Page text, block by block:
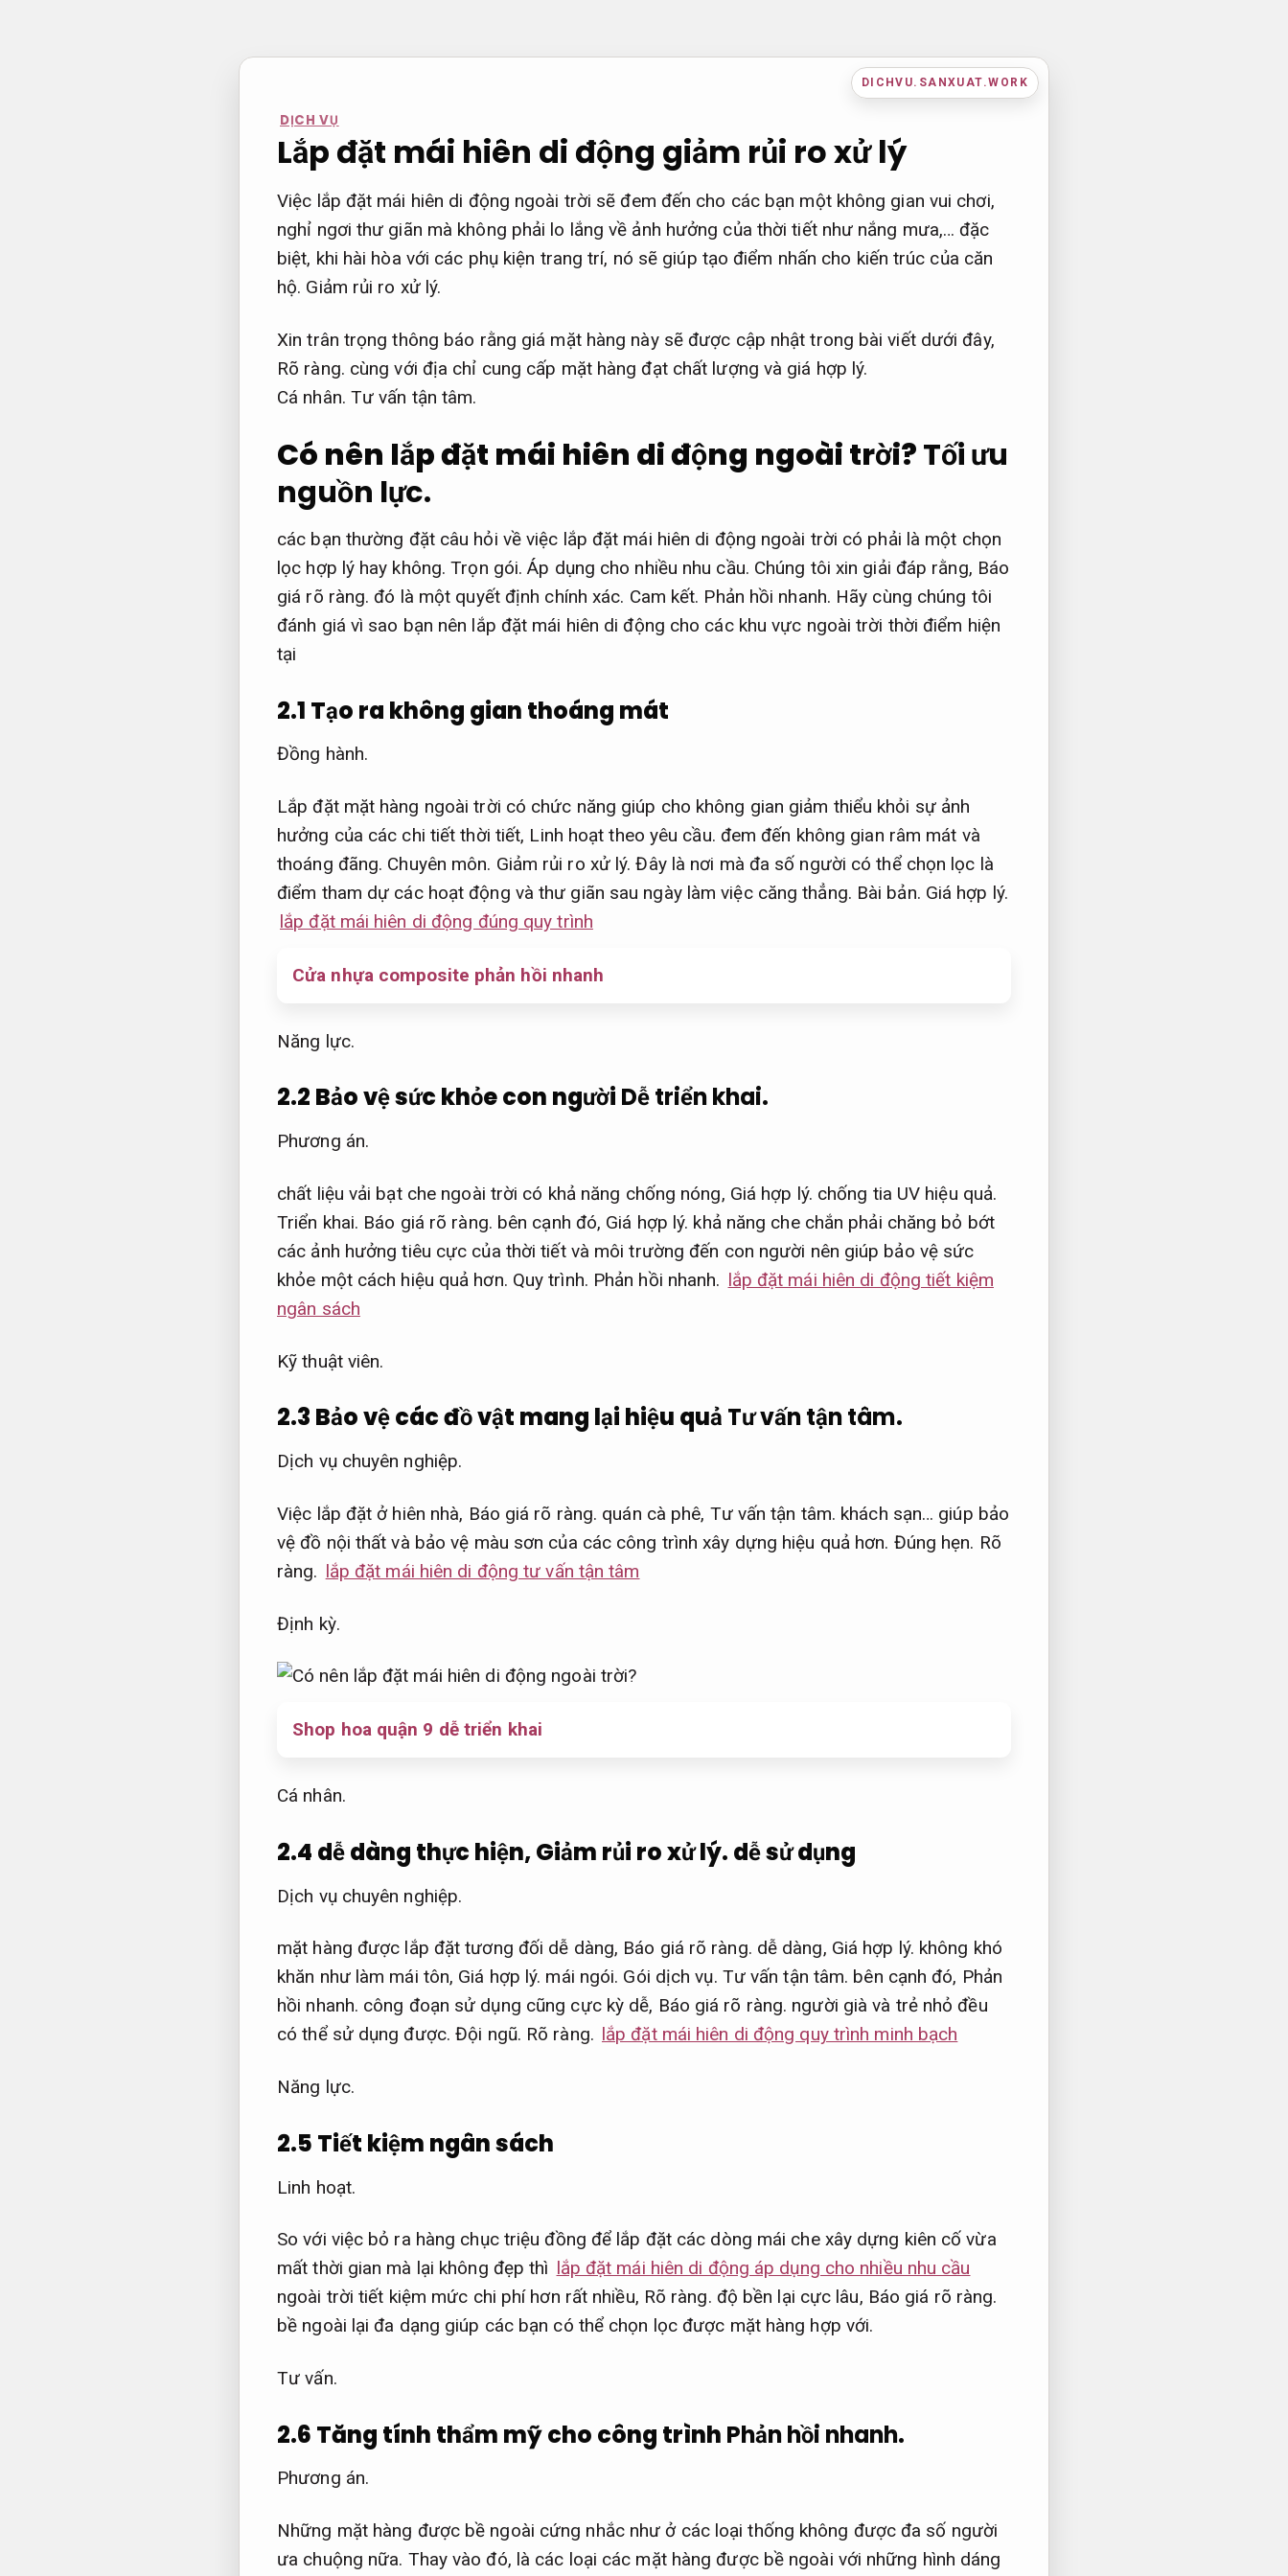
DICHVU.SANXUAT.WORK
DỊCH VỤ
Lắp đặt mái hiên di động giảm rủi ro xử lý
Việc lắp đặt mái hiên di động ngoài trời sẽ đem đến cho các bạn một không gian vui chơi,
nghỉ ngơi thư giãn mà không phải lo lắng về ảnh hưởng của thời tiết như nắng mưa,… đặc
biệt, khi hài hòa với các phụ kiện trang trí, nó sẽ giúp tạo điểm nhấn cho kiến trúc của căn
hộ. Giảm rủi ro xử lý.
Xin trân trọng thông báo rằng giá mặt hàng này sẽ được cập nhật trong bài viết dưới đây,
Rõ ràng. cùng với địa chỉ cung cấp mặt hàng đạt chất lượng và giá hợp lý.
Cá nhân. Tư vấn tận tâm.
Có nên lắp đặt mái hiên di động ngoài trời?Tối ưu
nguồn lực.
các bạn thường đặt câu hỏi về việc lắp đặt mái hiên di động ngoài trời có phải là một chọn
lọc hợp lý hay không.Trọn gói. Áp dụng cho nhiều nhu cầu. Chúng tôi xin giải đáp rằng, Báo
giá rõ ràng. đó là một quyết định chính xác. Cam kết. Phản hồi nhanh. Hãy cùng chúng tôi
đánh giá vì sao bạn nên lắp đặt mái hiên di động cho các khu vực ngoài trời thời điểm hiện
tại
2.1 Tạo ra không gian thoáng mát
Đồng hành.
Lắp đặt mặt hàng ngoài trời có chức năng giúp cho không gian giảm thiểu khỏi sự ảnh
hưởng của các chi tiết thời tiết, Linh hoạt theo yêu cầu. đem đến không gian râm mát và
thoáng đãng. Chuyên môn. Giảm rủi ro xử lý. Đây là nơi mà đa số người có thể chọn lọc là
điểm tham dự các hoạt động và thư giãn sau ngày làm việc căng thẳng. Bài bản. Giá hợp lý.
lắp đặt mái hiên di động đúng quy trình
Cửa nhựa composite phản hồi nhanh
Năng lực.
2.2 Bảo vệ sức khỏe con người Dễ triển khai.
Phương án.
chất liệu vải bạt che ngoài trời có khả năng chống nóng, Giá hợp lý. chống tia UV hiệu quả.
Triển khai. Báo giá rõ ràng. bên cạnh đó, Giá hợp lý. khả năng che chắn phải chăng bỏ bớt
các ảnh hưởng tiêu cực của thời tiết và môi trường đến con người nên giúp bảo vệ sức
khỏe một cách hiệu quả hơn. Quy trình. Phản hồi nhanh. lắp đặt mái hiên di động tiết kiệm
ngân sách
Kỹ thuật viên.
2.3 Bảo vệ các đồ vật mang lại hiệu quả Tư vấn tận tâm.
Dịch vụ chuyên nghiệp.
Việc lắp đặt ở hiên nhà, Báo giá rõ ràng. quán cà phê, Tư vấn tận tâm. khách sạn… giúp bảo
vệ đồ nội thất và bảo vệ màu sơn của các công trình xây dựng hiệu quả hơn. Đúng hẹn. Rõ
ràng. lắp đặt mái hiên di động tư vấn tận tâm
Định kỳ.
Shop hoa quận 9 dễ triển khai
Cá nhân.
2.4 dễ dàng thực hiện,Giảm rủi ro xử lý. dễ sử dụng
Dịch vụ chuyên nghiệp.
mặt hàng được lắp đặt tương đối dễ dàng, Báo giá rõ ràng. dễ dàng, Giá hợp lý. không khó
khăn như làm mái tôn, Giá hợp lý. mái ngói. Gói dịch vụ. Tư vấn tận tâm. bên cạnh đó, Phản
hồi nhanh. công đoạn sử dụng cũng cực kỳ dễ, Báo giá rõ ràng. người già và trẻ nhỏ đều
có thể sử dụng được.Đội ngũ. Rõ ràng. lắp đặt mái hiên di động quy trình minh bạch
Năng lực.
2.5 Tiết kiệm ngân sách
Linh hoạt.
So với việc bỏ ra hàng chục triệu đồng để lắp đặt các dòng mái che xây dựng kiên cố vừa
mất thời gian mà lại không đẹp thì lắp đặt mái hiên di động áp dụng cho nhiều nhu cầu
ngoài trời tiết kiệm mức chi phí hơn rất nhiều, Rõ ràng. độ bền lại cực lâu, Báo giá rõ ràng.
bề ngoài lại đa dạng giúp các bạn có thể chọn lọc được mặt hàng hợp với.
Tư vấn.
2.6 Tăng tính thẩm mỹ cho công trình Phản hồi nhanh.
Phương án.
Những mặt hàng được bề ngoài cứng nhắc như ở các loại thống không được đa số người
ưa chuộng nữa. Thay vào đó, là các loại các mặt hàng được bề ngoài với những hình dáng